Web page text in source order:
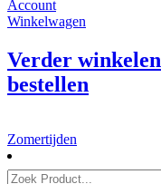
Account
Winkelwagen
Verder winkelen
bestellen
Zomertijden